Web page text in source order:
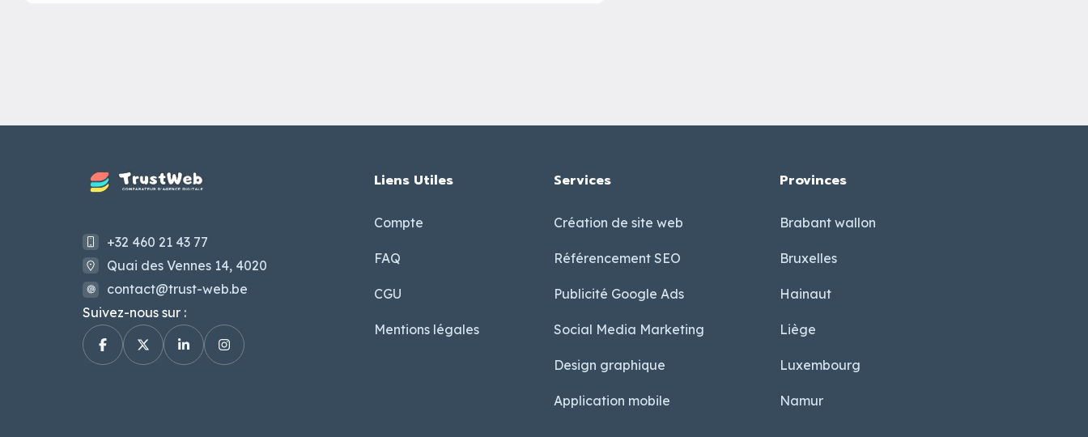
+32 460 21 43 77
Quai des Vennes 14, 4020
contact@trust-web.be
Suivez-nous sur :
Liens Utiles
Compte
FAQ
CGU
Mentions légales
Services
Création de site web
Référencement SEO
Publicité Google Ads
Social Media Marketing
Design graphique
Application mobile
Provinces
Brabant wallon
Bruxelles
Hainaut
Liège
Luxembourg
Namur